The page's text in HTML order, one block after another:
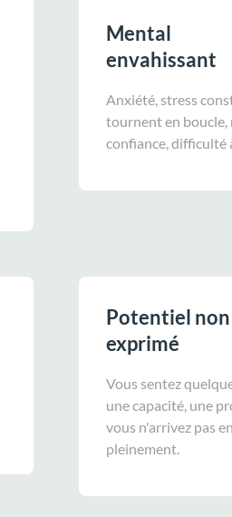
Mental
envahissant
Anxiété, stress
tournent en boucle,
confiance, difficulté
Potentiel non
exprimé
Vous sentez
une capacité, une
vous n'arrivez pas
pleinement.